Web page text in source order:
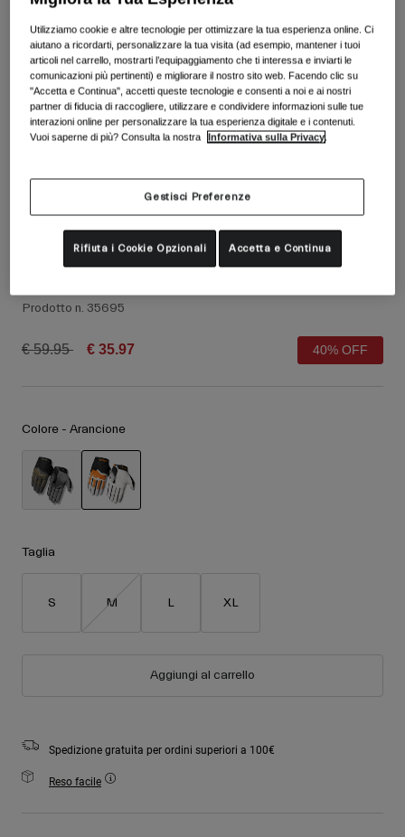
Scarpe
Scarpe da Strada
Scarpe da MTB
Scarpe da Gravel
Abbigliamento
Abbigliamento da MTB
Guanti
Ricambi
Maschere
Sci
Snowboard
Lenti di ricambio
Vedi tutto
Vedi tutto
Utilizzo
Guanti Gnar
Prodotto n. 35695
Price reduced from
€ 59.95to € 35.97 40% OFF
Colore - Arancione
Taglia
S M L XL
Aggiungi al carrello
Spedizione gratuita per ordini superiori a 100€
Reso facile
Utilizziamo cookie e altre tecnologie per ottimizzare la tua esperienza online. Ci
aiutano a ricordarti, personalizzare la tua visita (ad esempio, mantener i tuoi
articoli nel carrello, mostrarti l’equipaggiamento che ti interessa e inviarti le
comunicazioni più pertinenti) e migliorare il nostro sito web. Facendo clic su
"Accetta e Continua", accetti queste tecnologie e consenti a noi e ai nostri
partner di fiducia di raccogliere, utilizzare e condividere informazioni sulle tue
interazioni online per personalizzare la tua esperienza digitale e i contenuti.
Vuoi saperne di più? Consulta la nostra
Informativa sulla Privacy.
Gestisci Preferenze
Rifiuta i Cookie Opzionali Accetta e Continua